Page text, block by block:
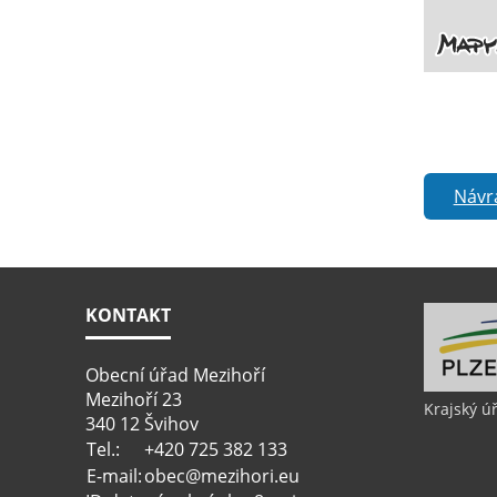
KONTAKT
Obecní úřad Mezihoří
Mezihoří 23
340 12 Švihov
Tel.:
+420 725 382 133
E-mail:obec@mezihori.eu
Krajský